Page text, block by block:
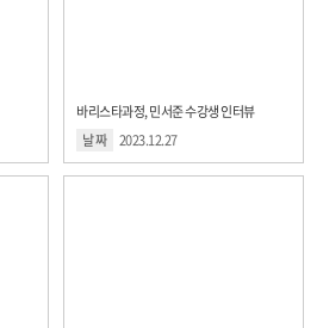
바리스타과정, 민서준 수강생 인터뷰
날 짜 2023.12.27